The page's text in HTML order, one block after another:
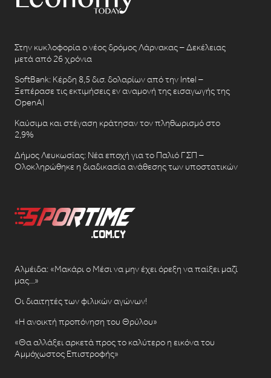
Στην κυκλοφορία ο νέος δρόμος Λάρνακας – Δεκέλειας
μετά από 26 χρόνια
SoftBank: Κέρδη 8,5 δισ. δολαρίων από την Intel –
Ξεπέρασε τις εκτιμήσεις εν αναμονή της εισαγωγής της
OpenAI
Καύσιμα και στέγαση κράτησαν τον πληθωρισμό στο
2,9%
Δήμος Λευκωσίας: Νέα εποχή για το Παλιό ΓΣΠ –
Ολοκληρώθηκε η διαδικασία ανάθεσης των υποστατικών
Αλμέιδα: «Μακάρι ο Μέσι να μην έχει όρεξη να παίξει μαζί
μας…»
Οι διαιτητές των φιλικών αγώνων!
«Η ανοικτή προπόνηση του Θρύλου»
«Θα αλλάξει αρκετά προς το καλύτερο η εικόνα του
Αμμόχωστος Επιστροφής»